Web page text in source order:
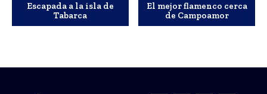
Escapada a la isla de
Tabarca
El mejor flamenco cerca
de Campoamor